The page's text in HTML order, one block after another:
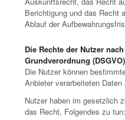
Berichtigung und das Recht
Ablauf der
Die Rechte der Nutzer
Grundverordnung (DSGVO)
Die Nutzer können
Anbieter verarbeiteten Daten
Nutzer haben im gesetzlich
das Recht, Folgendes zu tun: